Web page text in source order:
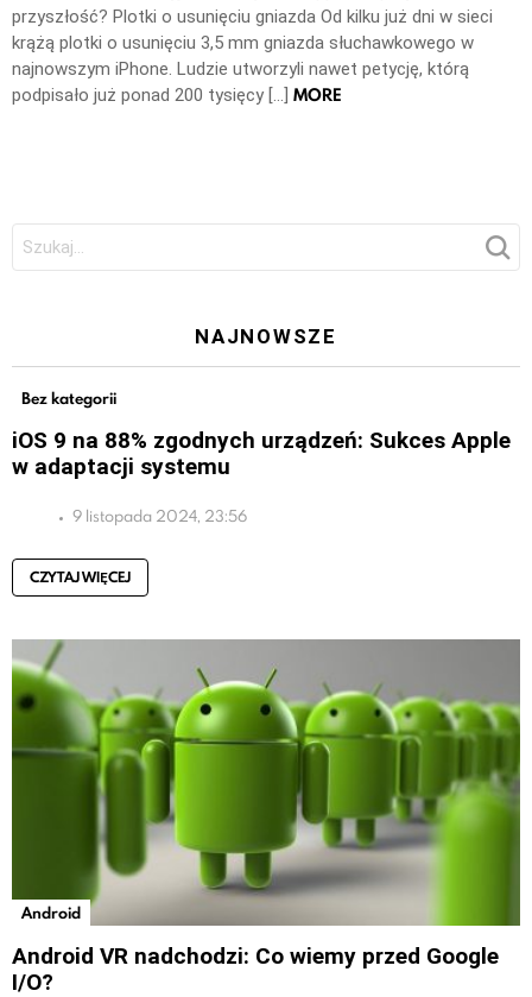
przyszłość? Plotki o usunięciu gniazda Od kilku już dni w sieci
krążą plotki o usunięciu 3,5 mm gniazda słuchawkowego w
najnowszym iPhone. Ludzie utworzyli nawet petycję, którą
podpisało już ponad 200 tysięcy […] MORE
Szukaj:
NAJNOWSZE
Bez kategorii
iOS 9 na 88% zgodnych urządzeń: Sukces Apple
w adaptacji systemu
9 listopada 2024, 23:56
CZYTAJ WIĘCEJ
Android
Android VR nadchodzi: Co wiemy przed Google
I/O?